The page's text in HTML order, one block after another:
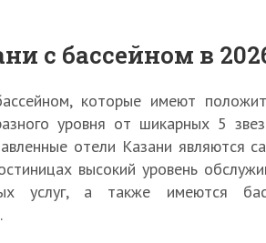
с бассейном в
которые имеют
уровня от шикарных 5
отели Казани являются
высокий уровень
услуг, а также имеются